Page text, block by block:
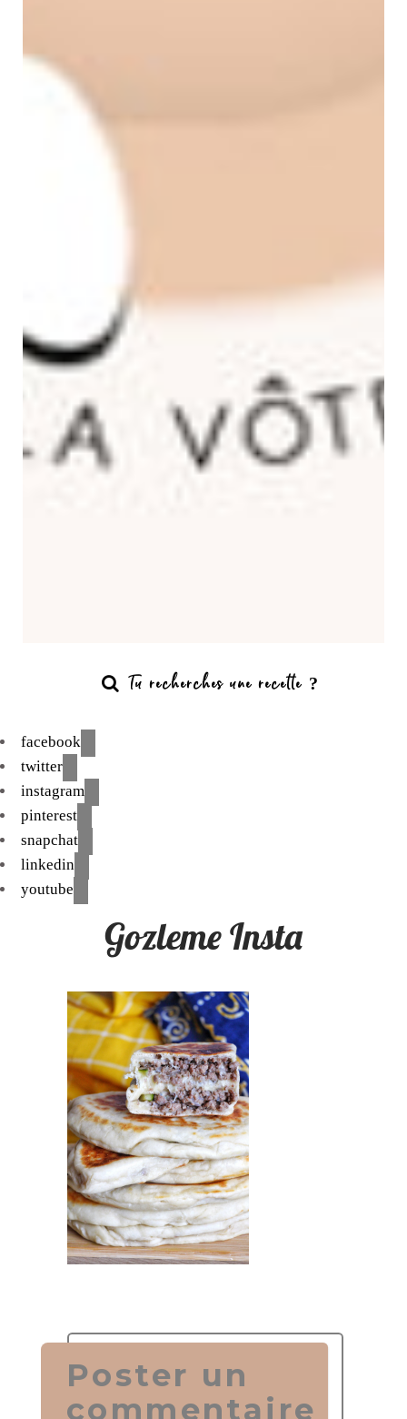
facebook
twitter
instagram
pinterest
snapchat
linkedin
youtube
Gozleme Insta
Poster un
commentaire